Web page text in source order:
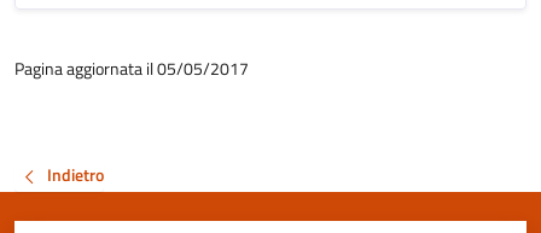
Pagina aggiornata il 05/05/2017
Indietro